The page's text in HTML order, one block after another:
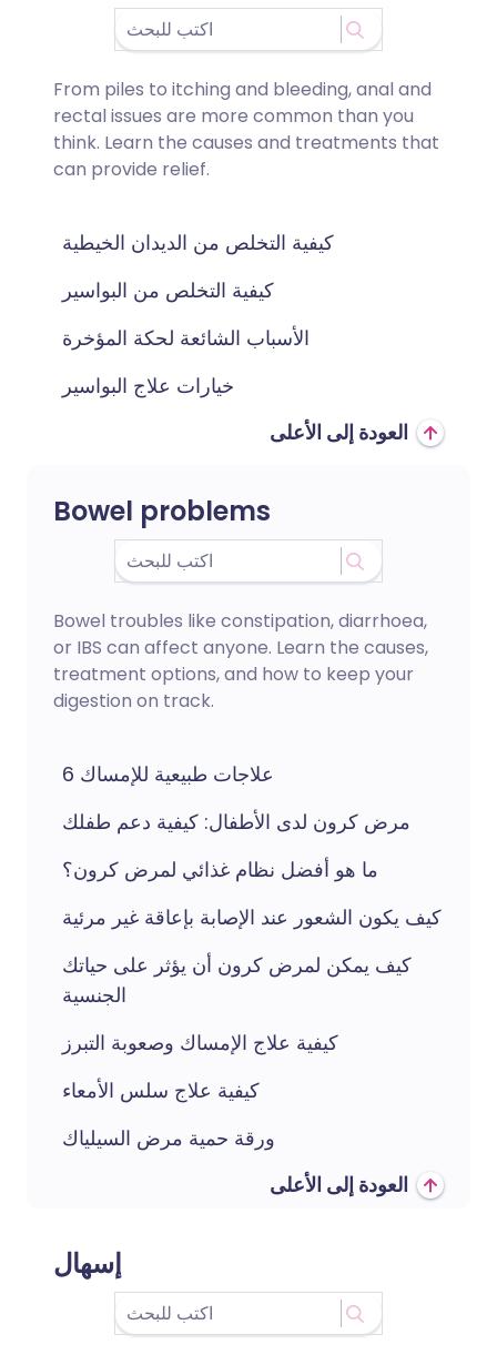
From piles to itching and bleeding, anal and
rectal issues are more common than you
think. Learn the causes and treatments that
can provide relief.
كيفية التخلص من الديدان الخيطية
كيفية التخلص من البواسير
الأسباب الشائعة لحكة المؤخرة
خيارات علاج البواسير
العودة إلى الأعلى
Bowel problems
Bowel troubles like constipation, diarrhoea,
or IBS can affect anyone. Learn the causes,
treatment options, and how to keep your
digestion on track.
6 علاجات طبيعية للإمساك
مرض كرون لدى الأطفال: كيفية دعم طفلك
ما هو أفضل نظام غذائي لمرض كرون؟
كيف يكون الشعور عند الإصابة بإعاقة غير مرئية
كيف يمكن لمرض كرون أن يؤثر على حياتك
الجنسية
كيفية علاج الإمساك وصعوبة التبرز
كيفية علاج سلس الأمعاء
ورقة حمية مرض السيلياك
العودة إلى الأعلى
إسهال